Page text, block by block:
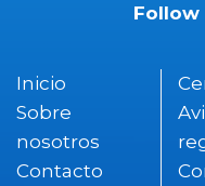
Follow
Inicio
Sobre
nosotros
Contacto